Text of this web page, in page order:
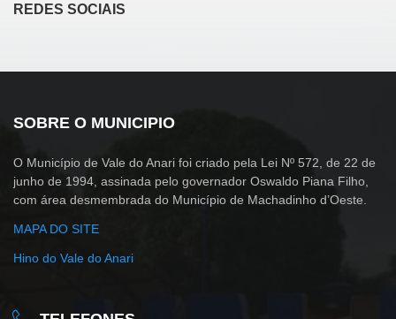
REDES SOCIAIS
SOBRE O MUNICIPIO
O Município de Vale do Anari foi criado pela Lei Nº 572, de 22 de
junho de 1994, assinada pelo governador Oswaldo Piana Filho,
com área desmembrada do Município de Machadinho d’Oeste.
MAPA DO SITE
Hino do Vale do Anari